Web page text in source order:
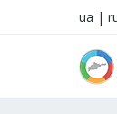
ua |